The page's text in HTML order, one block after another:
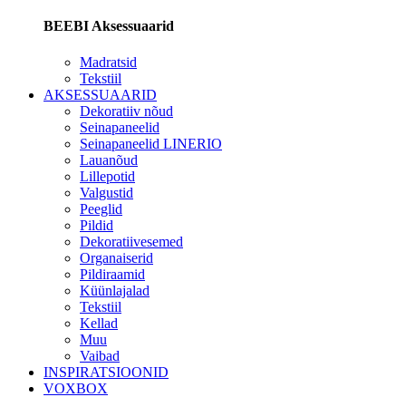
BEEBI Aksessuaarid
Madratsid
Tekstiil
AKSESSUAARID
Dekoratiiv nõud
Seinapaneelid
Seinapaneelid LINERIO
Lauanõud
Lillepotid
Valgustid
Peeglid
Pildid
Dekoratiivesemed
Organaiserid
Pildiraamid
Küünlajalad
Tekstiil
Kellad
Muu
Vaibad
INSPIRATSIOONID
VOXBOX